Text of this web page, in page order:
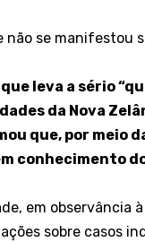
não se manifestou
leva a sério
da Nova
que, por meio
conhecimento
em observância
sobre casos